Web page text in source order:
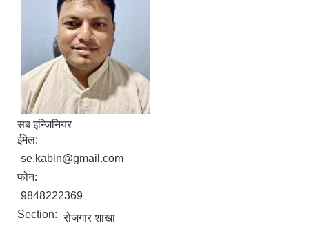
सब इन्जिनियर
ईमेल:
se.kabin@gmail.com
फोन:
9848222369
Section: रोजगार शाखा